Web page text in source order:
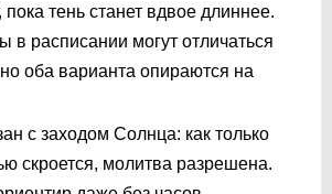
пока тень станет вдвое длиннее.
в расписании могут отличаться
оба варианта опираются на
с заходом Солнца: как только
скроется, молитва разрешена.